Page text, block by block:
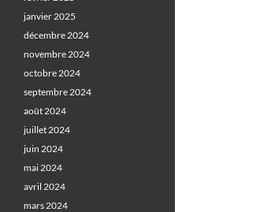
janvier 2025
décembre 2024
novembre 2024
octobre 2024
septembre 2024
août 2024
juillet 2024
juin 2024
mai 2024
avril 2024
mars 2024